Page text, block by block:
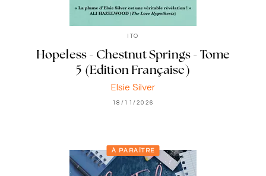
ITO
Hopeless - Chestnut Springs - Tome
5 (Edition Française)
Elsie Silver
18/11/2026
À PARAÎTRE